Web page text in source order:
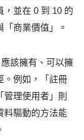
並在 0 到 10 的
商業價值」。
應該擁有、可以擁
。例如，「註冊
理使用者」則
料驅動的方法能